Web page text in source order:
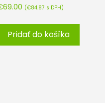
69.00 (€84.87 s DPH)
Pridať do košíka